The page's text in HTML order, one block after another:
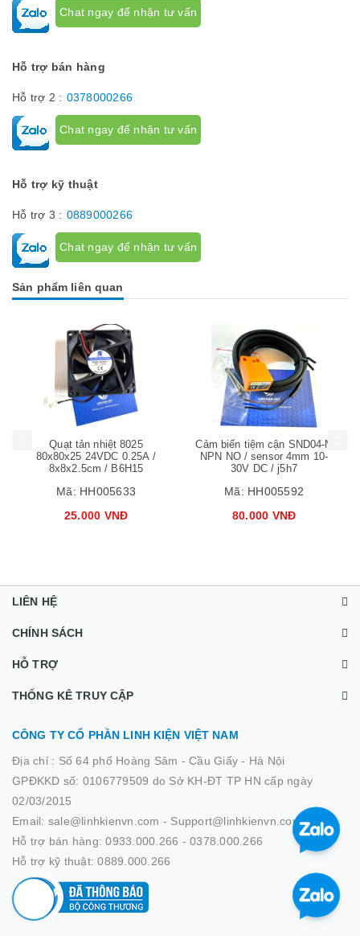
Chat ngay để nhận tư vấn
Hỗ trợ bán hàng
Hỗ trợ 2 : 0378000266
Chat ngay để nhận tư vấn
Hỗ trợ kỹ thuật
Hỗ trợ 3 : 0889000266
Chat ngay để nhận tư vấn
Sản phẩm liên quan
Quạt tản nhiệt 8025
80x80x25 24VDC 0.25A /
8x8x2.5cm / B6H15
Mã: HH005633
25.000 VNĐ
Cảm biến tiệm cận SND04-N
NPN NO / sensor 4mm 10-
30V DC / j5h7
Mã: HH005592
80.000 VNĐ
LIÊN HỆ
CHÍNH SÁCH
HỖ TRỢ
THỐNG KÊ TRUY CẬP
CÔNG TY CỔ PHẦN LINH KIỆN VIỆT NAM
Địa chỉ : Số 64 phố Hoàng Sâm - Cầu Giấy - Hà Nội
GPĐKKD số: 0106779509 do Sở KH-ĐT TP HN cấp ngày
02/03/2015
Email: sale@linhkienvn.com - Support@linhkienvn.com
Hỗ trợ bán hàng: 0933.000.266 - 0378.000.266
Hỗ trợ kỹ thuật: 0889.000.266